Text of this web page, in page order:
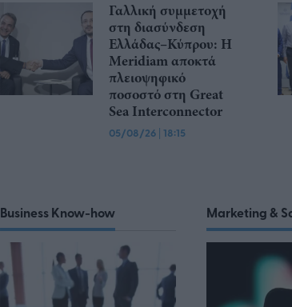
Γαλλική συμμετοχή
στη διασύνδεση
Ελλάδας–Κύπρου: Η
Meridiam αποκτά
πλειοψηφικό
ποσοστό στη Great
Sea Interconnector
05/08/26 | 18:15
Business Know-how Marketing &